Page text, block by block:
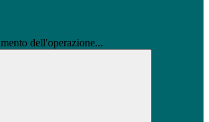
dell'operazione...